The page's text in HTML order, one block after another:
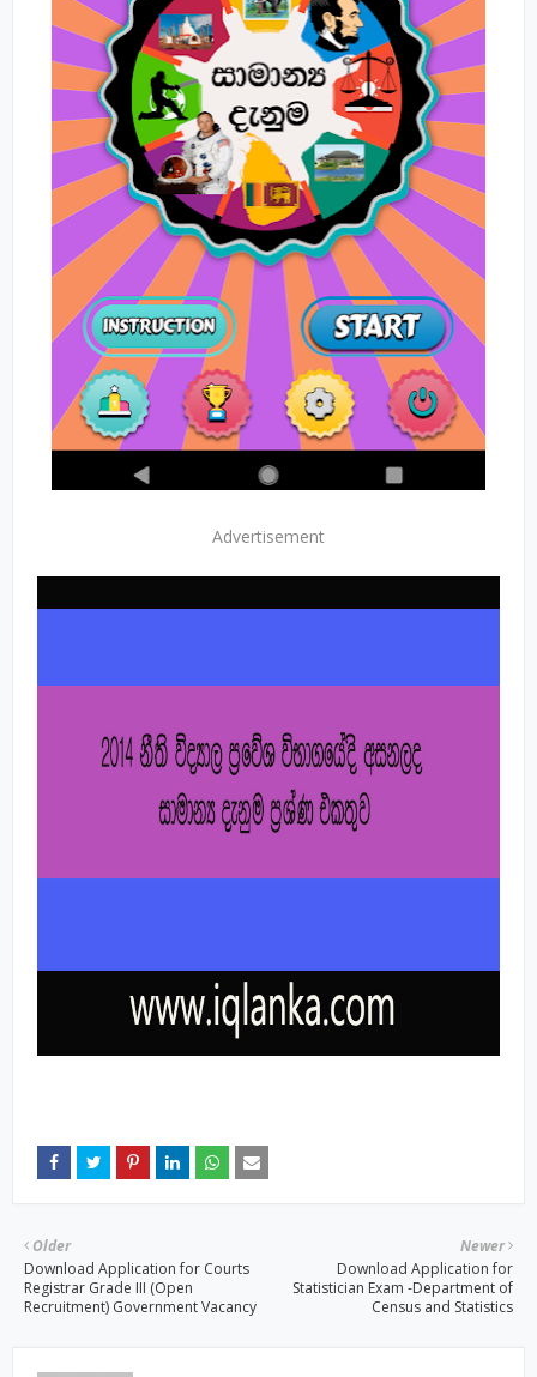
Advertisement
Newer
Download Application for
Statistician Exam -Department of
Census and Statistics
Older
Download Application for Courts
Registrar Grade III (Open
Recruitment) Government Vacancy